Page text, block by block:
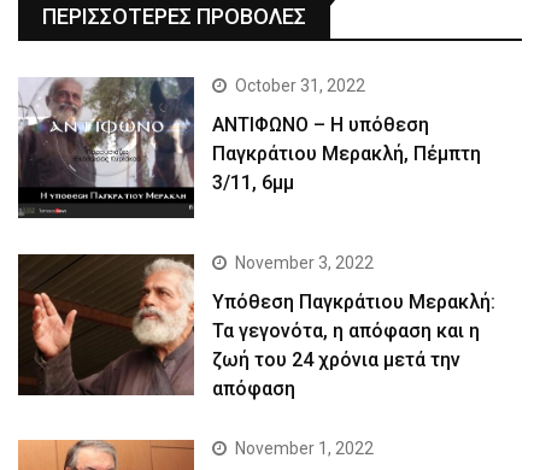
ΠΕΡΙΣΣΟΤΕΡΕΣ ΠΡΟΒΟΛΕΣ
October 31, 2022
ΑΝΤΙΦΩΝΟ – Η υπόθεση
Παγκράτιου Μερακλή, Πέμπτη
3/11, 6μμ
November 3, 2022
Yπόθεση Παγκράτιου Μερακλή:
Τα γεγονότα, η απόφαση και η
ζωή του 24 χρόνια μετά την
απόφαση
November 1, 2022